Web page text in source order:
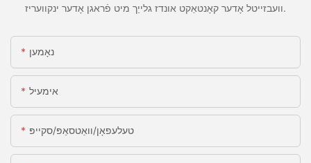
וועבזייטל אָדער קאָנטאַקט אונדז גלייַך מיט פֿראגן אָדער ינקוועריז.
נאָמען
אימעיל
טעלעפאָן/וואַטסאַפּ/סקייפּ